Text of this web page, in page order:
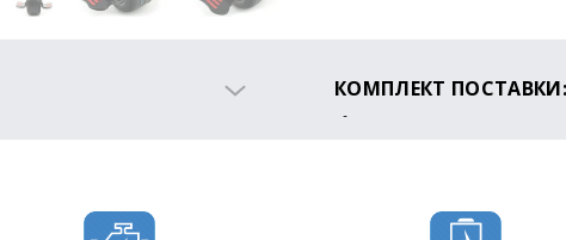
КОМПЛЕКТ ПОСТАВКИ:
Гарантийный талон